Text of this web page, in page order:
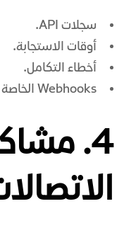
سجلات API.
أوقات الاستجابة.
أخطاء التكامل.
Webhooks الخاصة بالخدمة.
4.